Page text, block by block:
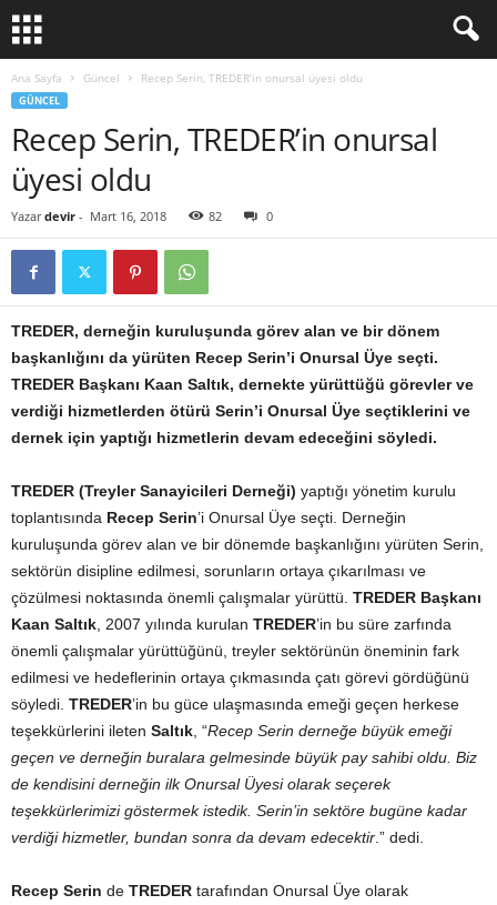
Ana Sayfa Güncel Recep Serin, TREDER’in onursal üyesi oldu
GÜNCEL
Recep Serin, TREDER’in onursal
üyesi oldu
Yazar devir - Mart 16, 2018 82 0
TREDER, derneğin kuruluşunda görev alan ve bir dönem
başkanlığını da yürüten Recep Serin’i Onursal Üye seçti.
TREDER Başkanı Kaan Saltık, dernekte yürüttüğü görevler ve
verdiği hizmetlerden ötürü Serin’i Onursal Üye seçtiklerini ve
dernek için yaptığı hizmetlerin devam edeceğini söyledi.
TREDER (Treyler Sanayicileri Derneği) yaptığı yönetim kurulu
toplantısında Recep Serin’i Onursal Üye seçti. Derneğin
kuruluşunda görev alan ve bir dönemde başkanlığını yürüten Serin,
sektörün disipline edilmesi, sorunların ortaya çıkarılması ve
çözülmesi noktasında önemli çalışmalar yürüttü. TREDER Başkanı
Kaan Saltık , 2007 yılında kurulan TREDER’in bu süre zarfında
önemli çalışmalar yürüttüğünü, treyler sektörünün öneminin fark
edilmesi ve hedeflerinin ortaya çıkmasında çatı görevi gördüğünü
söyledi. TREDER’in bu güce ulaşmasında emeği geçen herkese
teşekkürlerini ileten Saltık , “Recep Serin derneğe büyük emeği
geçen ve derneğin buralara gelmesinde büyük pay sahibi oldu. Biz
de kendisini derneğin ilk Onursal Üyesi olarak seçerek
teşekkürlerimizi göstermek istedik. Serin’in sektöre bugüne kadar
verdiği hizmetler, bundan sonra da devam edecektir .” dedi.
Recep Serin de TREDER tarafından Onursal Üye olarak